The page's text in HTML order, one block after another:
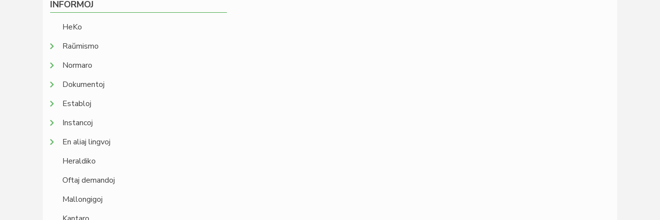
INFORMOJ
HeKo
Raŭmismo
Normaro
Dokumentoj
Establoj
Instancoj
En aliaj lingvoj
Heraldiko
Oftaj demandoj
Mallongigoj